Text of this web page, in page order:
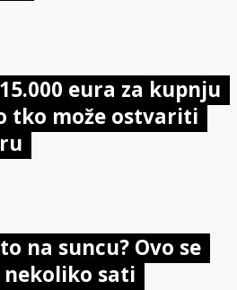
eura za kupnju
tko može ostvariti
na suncu? Ovo se
nekoliko sati